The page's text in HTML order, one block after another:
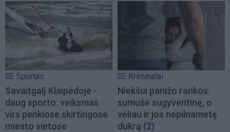
Sportas
Savaitgalį Klaipėdoje -
daug sporto: veiksmas
virs penkiose skirtingose
miesto vietose
Kriminalai
Niekšui panižo rankos:
sumušė sugyventinę, o
vėliau ir jos nepilnametę
dukrą (2)